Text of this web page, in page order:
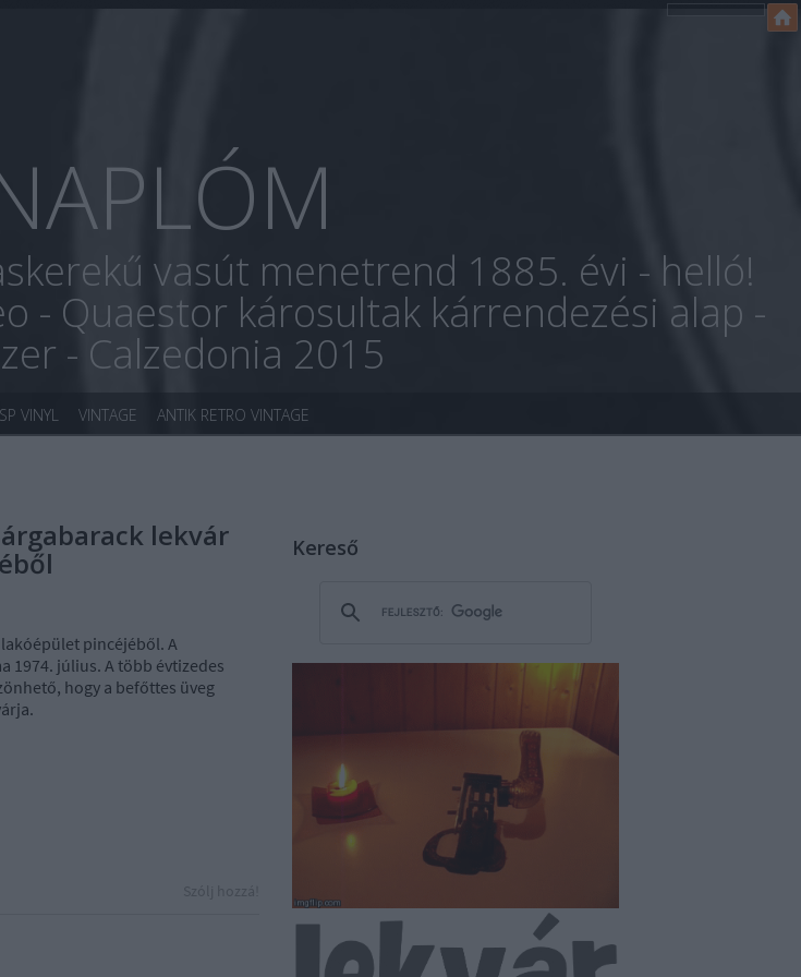
vasút menetrend 1885. évi - helló!
- Quaestor károsultak kárrendezési alap -
- Calzedonia 2015
SP VINYL VINTAGE ANTIK RETRO VINTAGE
lekvár
pincéjéből. A
1974. július. A több évtizedes
hogy a befőttes üveg
Kereső